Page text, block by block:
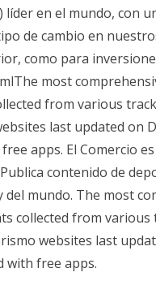
líder en el mundo, con
de cambio en
como para
most
from various
last updated on
apps. El Comercio
contenido de
mundo. The most
collected from
websites last
with free apps.